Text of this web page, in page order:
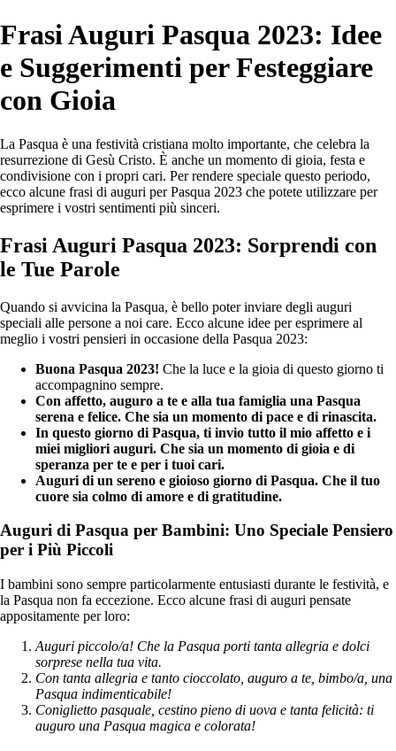
Frasi Auguri Pasqua 2023: Idee
e Suggerimenti per Festeggiare
con Gioia
La Pasqua è una festività cristiana molto importante, che celebra la
resurrezione di Gesù Cristo. È anche un momento di gioia, festa e
condivisione con i propri cari. Per rendere speciale questo periodo,
ecco alcune frasi di auguri per Pasqua 2023 che potete utilizzare per
esprimere i vostri sentimenti più sinceri.
Frasi Auguri Pasqua 2023: Sorprendi con
le Tue Parole
Quando si avvicina la Pasqua, è bello poter inviare degli auguri
speciali alle persone a noi care. Ecco alcune idee per esprimere al
meglio i vostri pensieri in occasione della Pasqua 2023:
Buona Pasqua 2023! Che la luce e la gioia di questo giorno ti
accompagnino sempre.
Con affetto, auguro a te e alla tua famiglia una Pasqua
serena e felice. Che sia un momento di pace e di rinascita.
In questo giorno di Pasqua, ti invio tutto il mio affetto e i
miei migliori auguri. Che sia un momento di gioia e di
speranza per te e per i tuoi cari.
Auguri di un sereno e gioioso giorno di Pasqua. Che il tuo
cuore sia colmo di amore e di gratitudine.
Auguri di Pasqua per Bambini: Uno Speciale Pensiero
per i Più Piccoli
I bambini sono sempre particolarmente entusiasti durante le festività, e
la Pasqua non fa eccezione. Ecco alcune frasi di auguri pensate
appositamente per loro:
Auguri piccolo/a! Che la Pasqua porti tanta allegria e dolci
sorprese nella tua vita.
Con tanta allegria e tanto cioccolato, auguro a te, bimbo/a, una
Pasqua indimenticabile!
Coniglietto pasquale, cestino pieno di uova e tanta felicità: ti
auguro una Pasqua magica e colorata!